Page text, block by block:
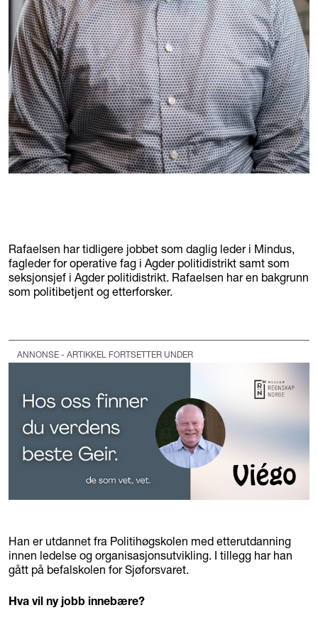
Rafaelsen har tidligere jobbet som daglig leder i Mindus,
fagleder for operative fag i Agder politidistrikt samt som
seksjonsjef i Agder politidistrikt. Rafaelsen har en bakgrunn
som politibetjent og etterforsker.
ANNONSE - ARTIKKEL FORTSETTER UNDER
Han er utdannet fra Politihøgskolen med etterutdanning
innen ledelse og organisasjonsutvikling. I tillegg har han
gått på befalskolen for Sjøforsvaret.
Hva vil ny jobb innebære?